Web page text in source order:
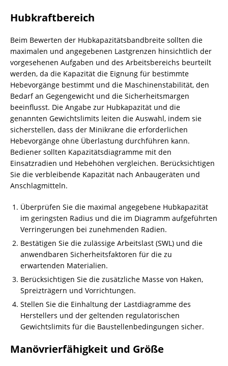
Hubkraftbereich
Beim Bewerten der Hubkapazitätsbandbreite sollten die
maximalen und angegebenen Lastgrenzen hinsichtlich der
vorgesehenen Aufgaben und des Arbeitsbereichs beurteilt
werden, da die Kapazität die Eignung für bestimmte
Hebevorgänge bestimmt und die Maschinenstabilität, den
Bedarf an Gegengewicht und die Sicherheitsmargen
beeinflusst. Die Angabe zur Hubkapazität und die
genannten Gewichtslimits leiten die Auswahl, indem sie
sicherstellen, dass der Minikrane die erforderlichen
Hebevorgänge ohne Überlastung durchführen kann.
Bediener sollten Kapazitätsdiagramme mit den
Einsatzradien und Hebehöhen vergleichen. Berücksichtigen
Sie die verbleibende Kapazität nach Anbaugeräten und
Anschlagmitteln.
Überprüfen Sie die maximal angegebene Hubkapazität
im geringsten Radius und die im Diagramm aufgeführten
Verringerungen bei zunehmenden Radien.
Bestätigen Sie die zulässige Arbeitslast (SWL) und die
anwendbaren Sicherheitsfaktoren für die zu
erwartenden Materialien.
Berücksichtigen Sie die zusätzliche Masse von Haken,
Spreizträgern und Vorrichtungen.
Stellen Sie die Einhaltung der Lastdiagramme des
Herstellers und der geltenden regulatorischen
Gewichtslimits für die Baustellenbedingungen sicher.
Manövrierfähigkeit und Größe